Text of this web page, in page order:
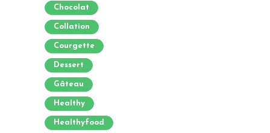
Chocolat
Collation
Courgette
Dessert
Gâteau
Healthy
Healthyfood